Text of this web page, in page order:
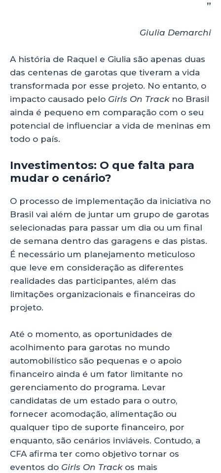
”
Giulia Demarchi
A história de Raquel e Giulia são apenas duas
das centenas de garotas que tiveram a vida
transformada por esse projeto. No entanto, o
impacto causado pelo Girls On Track no Brasil
ainda é pequeno em comparação com o seu
potencial de influenciar a vida de meninas em
todo o país.
Investimentos: O que falta para
mudar o cenário?
O processo de implementação da iniciativa no
Brasil vai além de juntar um grupo de garotas
selecionadas para passar um dia ou um final
de semana dentro das garagens e das pistas.
É necessário um planejamento meticuloso
que leve em consideração as diferentes
realidades das participantes, além das
limitações organizacionais e financeiras do
projeto.
Até o momento, as oportunidades de
acolhimento para garotas no mundo
automobilístico são pequenas e o apoio
financeiro ainda é um fator limitante no
gerenciamento do programa. Levar
candidatas de um estado para o outro,
fornecer acomodação, alimentação ou
qualquer tipo de suporte financeiro, por
enquanto, são cenários inviáveis. Contudo, a
CFA afirma ter como objetivo tornar os
eventos do Girls On Trackos mais